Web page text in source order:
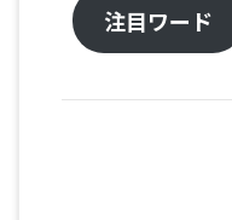
注目ワード